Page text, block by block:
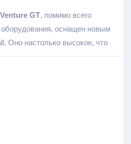
GT, помимо всего
оборудования, оснащен новым
Оно настолько высокое, что
начиная с головы и
защищают дефлекторы.
поездки.